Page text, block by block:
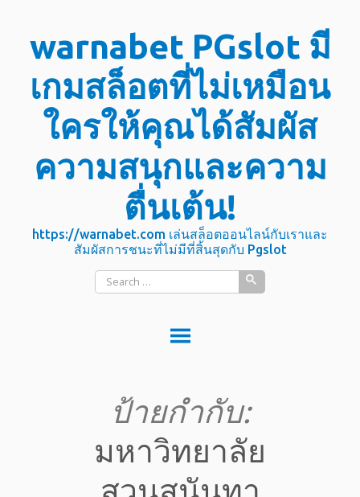
to
content
warnabet PGslot มี
เกมสล็อตที่ไม่เหมือน
ใครให้คุณได้สัมผัส
ความสนุกและความ
ตื่นเต้น!
https://warnabet.com เล่นสล็อตออนไลน์กับเราและ
สัมผัสการชนะที่ไม่มีที่สิ้นสุดกับ Pgslot
Search
ป้ายกำกับ:
มหาวิทยาลัย
สวนสุนันทา